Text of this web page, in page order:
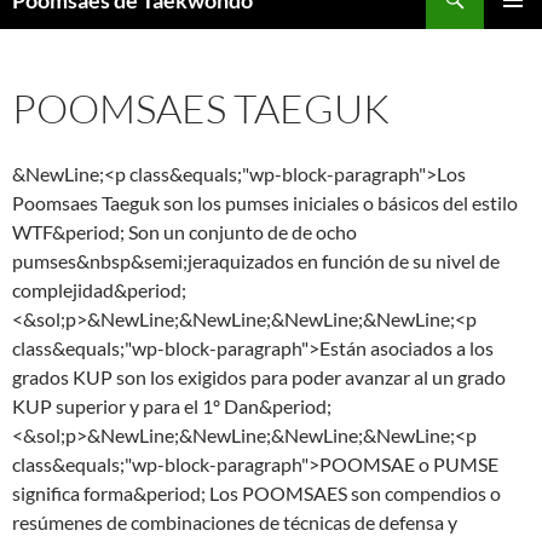
POOMSAES TAEGUK
&NewLine;<p class&equals;"wp-block-paragraph">Los
Poomsaes Taeguk son los pumses iniciales o básicos del estilo
WTF&period; Son un conjunto de de ocho
pumses&nbsp&semi;jeraquizados en función de su nivel de
complejidad&period;
<&sol;p>&NewLine;&NewLine;&NewLine;&NewLine;<p
class&equals;"wp-block-paragraph">Están asociados a los
grados KUP son los exigidos para poder avanzar al un grado
KUP superior y para el 1º Dan&period;
<&sol;p>&NewLine;&NewLine;&NewLine;&NewLine;<p
class&equals;"wp-block-paragraph">POOMSAE o PUMSE
significa forma&period; Los POOMSAES son compendios o
resúmenes de combinaciones de técnicas de defensa y